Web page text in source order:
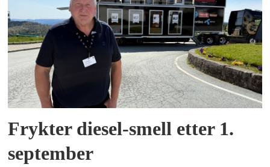
Frykter diesel-smell etter 1.
september